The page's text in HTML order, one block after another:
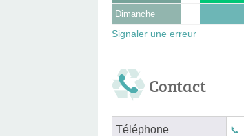
Dimanche
Signaler une erreur
Contact
Téléphone